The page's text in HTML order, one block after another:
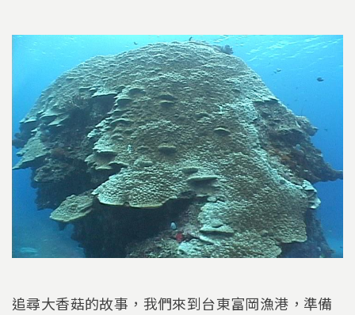
追尋大香菇的故事，我們來到台東富岡漁港，準備